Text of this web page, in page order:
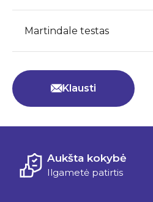
Martindale testas
Klausti
Aukšta kokybė
Ilgametė patirtis